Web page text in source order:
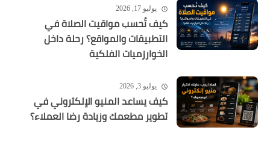
يوليو 17, 2026
كيف تُحسب مواقيت الصلاة في
التطبيقات والمواقع؟ رحلة داخل
الخوارزميات الفلكية
يوليو 3, 2026
كيف يساعد المنيو الإلكتروني في
تطوير مطعمك وزيادة رضا العملاء؟